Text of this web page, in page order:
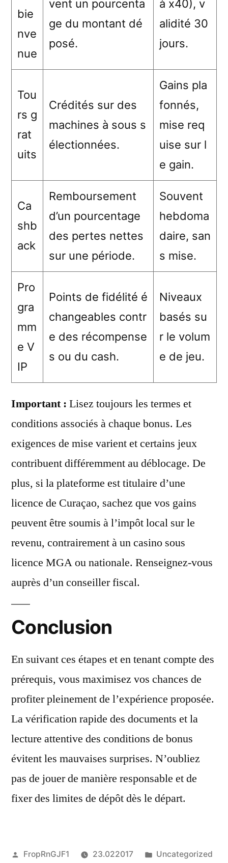
bie
nve
nue
vent un pourcenta
ge du montant dé
posé.
à x40), v
alidité 30
jours.
Tou
rs g
rat
uits
Crédités sur des
machines à sous s
électionnées.
Gains pla
fonnés,
mise req
uise sur l
e gain.
Ca
shb
ack
Remboursement
d’un pourcentage
des pertes nettes
sur une période.
Souvent
hebdoma
daire, san
s mise.
Pro
gra
mm
e V
IP
Points de fidélité é
changeables contr
e des récompense
s ou du cash.
Niveaux
basés su
r le volum
e de jeu.
Important : Lisez toujours les termes et
conditions associés à chaque bonus. Les
exigences de mise varient et certains jeux
contribuent différemment au déblocage. De
plus, si la plateforme est titulaire d’une
licence de Curaçao, sachez que vos gains
peuvent être soumis à l’impôt local sur le
revenu, contrairement à un casino sous
licence MGA ou nationale. Renseignez-vous
auprès d’un conseiller fiscal.
Conclusion
En suivant ces étapes et en tenant compte des
prérequis, vous maximisez vos chances de
profiter pleinement de l’expérience proposée.
La vérification rapide des documents et la
lecture attentive des conditions de bonus
évitent les mauvaises surprises. N’oubliez
pas de jouer de manière responsable et de
fixer des limites de dépôt dès le départ.
Veröffentlicht
FropRnGJF1 23.022017
Veröffentlicht
Uncategorized